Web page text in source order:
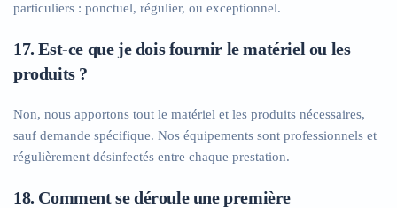
particuliers : ponctuel, régulier, ou exceptionnel.
17. Est-ce que je dois fournir le matériel ou les
produits ?
Non, nous apportons tout le matériel et les produits nécessaires,
sauf demande spécifique. Nos équipements sont professionnels et
régulièrement désinfectés entre chaque prestation.
18. Comment se déroule une première